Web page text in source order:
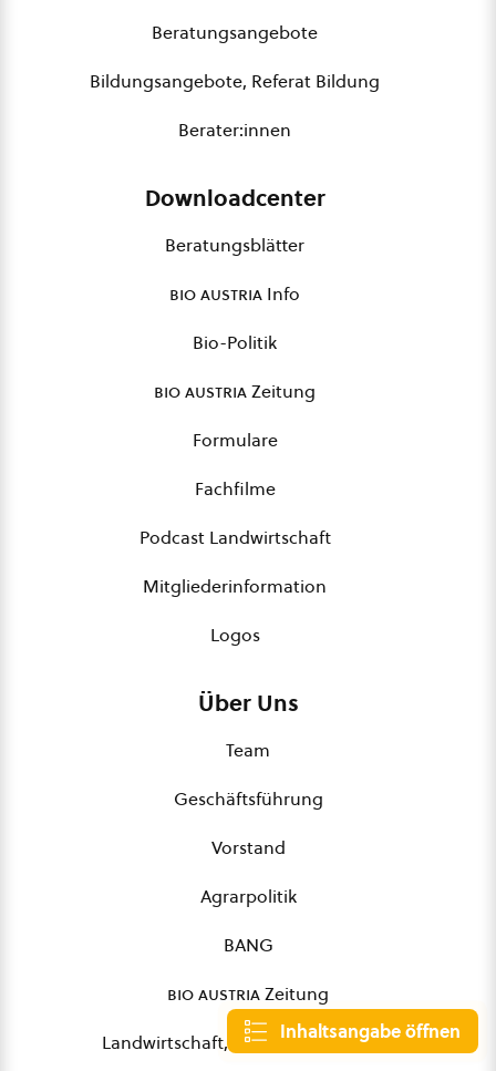
Inhaltsangabe öffnen
Beratungsangebote
Bildungsangebote, Referat Bildung
Berater:innen
Downloadcenter
Beratungsblätter
bio austria Info
Bio-Politik
bio austriaZeitung
Formulare
Fachfilme
Podcast Landwirtschaft
Mitgliederinformation
Logos
Über Uns
Team
Geschäftsführung
Vorstand
Agrarpolitik
BANG
bio austriaZeitung
Landwirtschaft, Beratung & Bildung